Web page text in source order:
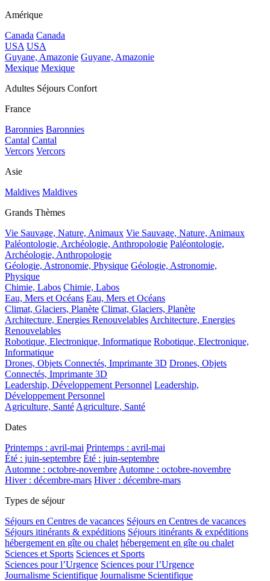
Amérique
Canada Canada
USA USA
Guyane, Amazonie Guyane, Amazonie
Mexique Mexique
Adultes Séjours Confort
France
Baronnies Baronnies
Cantal Cantal
Vercors Vercors
Asie
Maldives Maldives
Grands Thèmes
Vie Sauvage, Nature, Animaux Vie Sauvage, Nature, Animaux
Paléontologie, Archéologie, Anthropologie Paléontologie,
Archéologie, Anthropologie
Géologie, Astronomie, Physique Géologie, Astronomie,
Physique
Chimie, Labos Chimie, Labos
Eau, Mers et Océans Eau, Mers et Océans
Climat, Glaciers, Planète Climat, Glaciers, Planète
Architecture, Energies Renouvelables Architecture, Energies
Renouvelables
Robotique, Electronique, Informatique Robotique, Electronique,
Informatique
Drones, Objets Connectés, Imprimante 3D Drones, Objets
Connectés, Imprimante 3D
Leadership, Développement Personnel Leadership,
Développement Personnel
Agriculture, Santé Agriculture, Santé
Dates
Printemps : avril-mai Printemps : avril-mai
Été : juin-septembre Été : juin-septembre
Automne : octobre-novembre Automne : octobre-novembre
Hiver : décembre-mars Hiver : décembre-mars
Types de séjour
Séjours en Centres de vacances Séjours en Centres de vacances
Séjours itinérants & expéditions Séjours itinérants & expéditions
hébergement en gîte ou chalet hébergement en gîte ou chalet
Sciences et Sports Sciences et Sports
Sciences pour l’Urgence Sciences pour l’Urgence
Journalisme Scientifique Journalisme Scientifique